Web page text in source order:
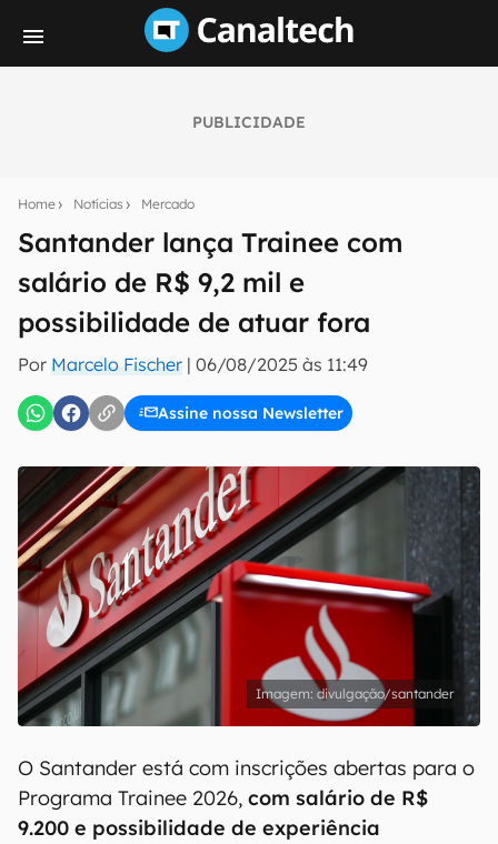
PUBLICIDADE
Home Notícias Mercado
Santander lança Trainee com
salário de R$ 9,2 mil e
possibilidade de atuar fora
Por Marcelo Fischer | 06/08/2025 às 11:49
Assine nossa Newsletter
notícias e reviews sobre tecnologia em primeira
mão.
E-mail
inscreva-se
Uso e Política de Privacidade do Canaltech.
divulgação/santander
O Santander está com inscrições abertas para o
Programa Trainee 2026, com salário de R$
9.200 e possibilidade de experiência